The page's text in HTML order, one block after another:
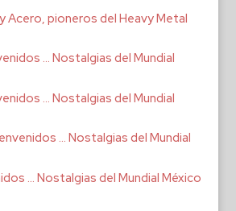
Acero, pioneros del Heavy Metal
… Nostalgias del Mundial
… Nostalgias del Mundial
… Nostalgias del Mundial
… Nostalgias del Mundial México